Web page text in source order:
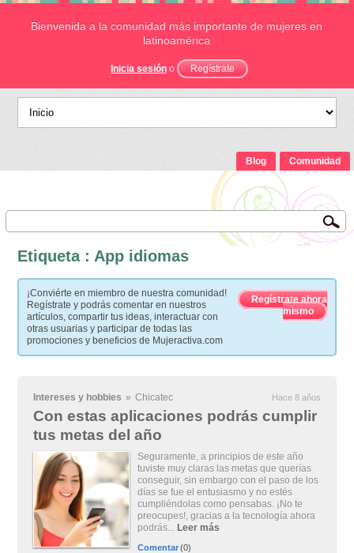
Bienvenida a la comunidad más importante de mujeres en
latinoamérica
Inicia sesión o Regístrate
Blog Comunidad
Etiqueta : App idiomas
¡Conviérte en miembro de nuestra comunidad!
Regístrate y podrás comentar en nuestros
artículos, compartir tus ideas, interactuar con
otras usuarias y participar de todas las
promociones y beneficios de Mujeractiva.com
Regístrate ahora
mismo
Intereses y hobbies » Chicatec Hace 8 años
Con estas aplicaciones podrás cumplir
tus metas del año
Seguramente, a principios de este año
tuviste muy claras las metas que querías
conseguir, sin embargo con el paso de los
días se fue el entusiasmo y no estés
cumpliéndolas como pensabas. ¡No te
preocupes!, gracias a la tecnología ahora
podrás... Leer más
Comentar(0)